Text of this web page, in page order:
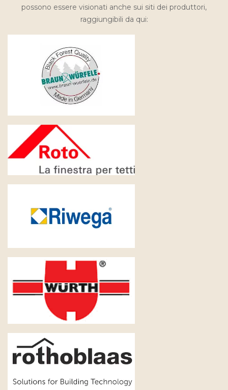
possono essere visionati anche sui siti dei produttori,
raggiungibili da qui: